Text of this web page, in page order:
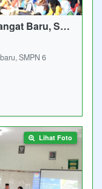
Membangun Karakter dan Semangat Baru, SMPN 6 Pekalongan Gelar MPLS Ramah 2026
SMPN 6
Lihat Foto